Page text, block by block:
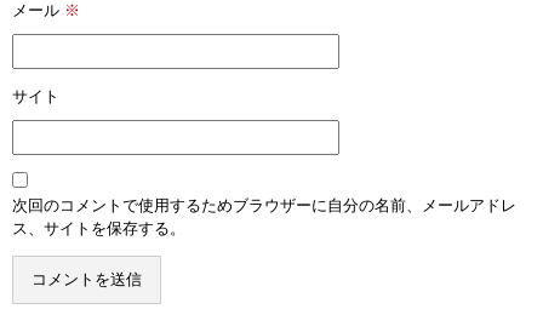
メール ※
サイト
次回のコメントで使用するためブラウザーに自分の名前、メールアドレ
ス、サイトを保存する。